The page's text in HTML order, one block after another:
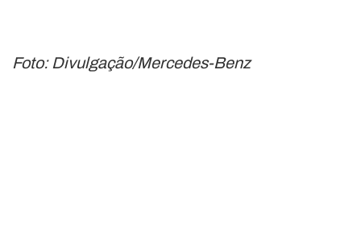
Foto: Divulgação/Mercedes-Benz